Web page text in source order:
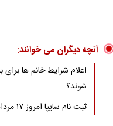
آنچه دیگران می خوانند:
اعلام شرایط خانم ها
شوند؟
ثبت نام سایپا امروز ۱۷ مرداد ۱۴۰۵ | با ۵۰۰ میلیون کوییک S بخرید